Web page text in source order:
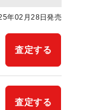
年02月28日発売
査定する
査定する